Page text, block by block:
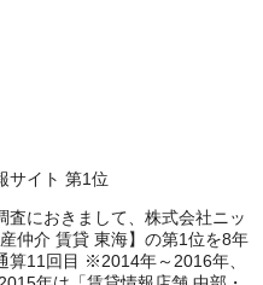
におきまして、株式会社ニッ
仲介 賃貸 東海】の第1位を8年
算11回目 ※2014年～2016年、